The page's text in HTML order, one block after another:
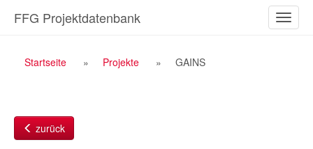
Inhalt
ein-/
FFG Projektdatenbank
Breadcrumb
Startseite Projekte GAINS
zurück